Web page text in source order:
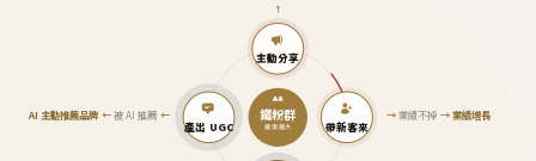
鐵粉群
越滾越大
主動分享
↑
帶新客來
→業績不掉 →業績增長
產出 UGC
AI 主動推薦品牌←被 AI 推薦 ←